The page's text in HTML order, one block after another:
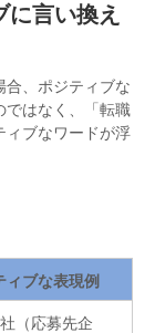
言い換え
合、ポジティブな
ではなく、「転職
ィブなワードが浮
ィブな表現例
社（応募先企